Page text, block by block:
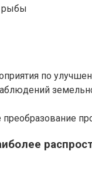
рыбы
по
преобразование